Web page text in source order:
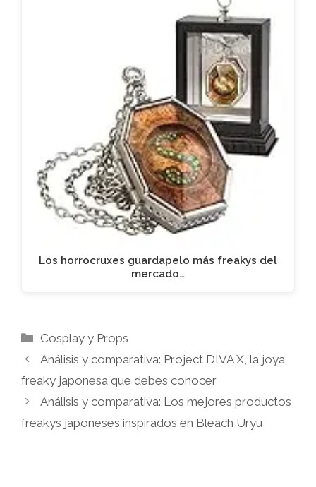
Los horrocruxes guardapelo más freakys del
mercado…
Categorías
Cosplay y Props
Análisis y comparativa: Project DIVA X, la joya
freaky japonesa que debes conocer
Análisis y comparativa: Los mejores productos
freakys japoneses inspirados en Bleach Uryu